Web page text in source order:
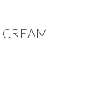
CREAM